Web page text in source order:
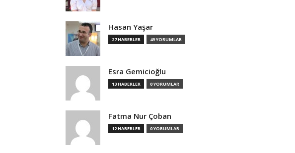
Hasan Yaşar
27 HABERLER 49 YORUMLAR
Esra Gemicioğlu
13 HABERLER 0 YORUMLAR
Fatma Nur Çoban
12 HABERLER 0 YORUMLAR